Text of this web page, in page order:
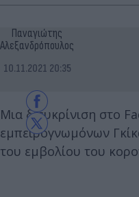
Παναγιώτης
Αλεξανδρόπουλος
10.11.2021 20:35
Μια διευκρίνιση στο
εμπειρογνωμόνων
του εμβολίου του